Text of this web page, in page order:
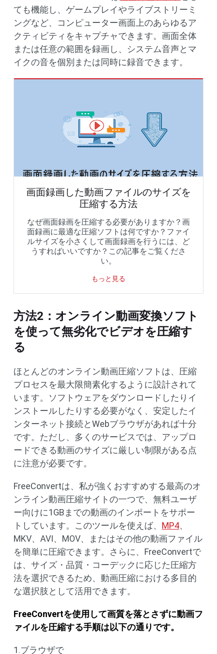
ても機能し、ゲームプレイやライブストリーミ
ングなど、コンピューター画面上のあらゆるア
クティビティをキャプチャできます。画面全体
または任意の範囲を録画し、システム音声とマ
イクの音を個別または同時に録音できます。
画面録画した動画ファイルのサイズを
圧縮する方法
なぜ画面録画を圧縮する必要がありますか？画
面録画に最適な圧縮ソフトは何ですか？ファイ
ルサイズを小さくして画面録画を行うには、ど
うすればいいですか？この記事をご覧くださ
い。
もっと見る
方法2：オンライン動画変換ソフト
を使って無劣化でビデオを圧縮す
る
ほとんどのオンライン動画圧縮ソフトは、圧縮
プロセスを最大限簡素化するように設計されて
います。ソフトウェアをダウンロードしたりイ
ンストールしたりする必要がなく、安定したイ
ンターネット接続とWebブラウザがあれば十分
です。ただし、多くのサービスでは、アップロ
ードできる動画のサイズに厳しい制限がある点
に注意が必要です。
FreeConvertは、私が強くおすすめする最高のオ
ンライン動画圧縮サイトの一つで、無料ユーザ
ー向けに1GBまでの動画のインポートをサポー
トしています。このツールを使えば、 MP4、
MKV、AVI、MOV、またはその他の動画ファイル
を簡単に圧縮できます。さらに、FreeConvertで
は、サイズ・品質・コーデックに応じた圧縮方
法を選択できるため、動画圧縮における多目的
な選択肢として活用できます。
FreeConvertを使用して画質を落とさずに動画フ
ァイルを圧縮する手順は以下の通りです。
1.ブラウザで